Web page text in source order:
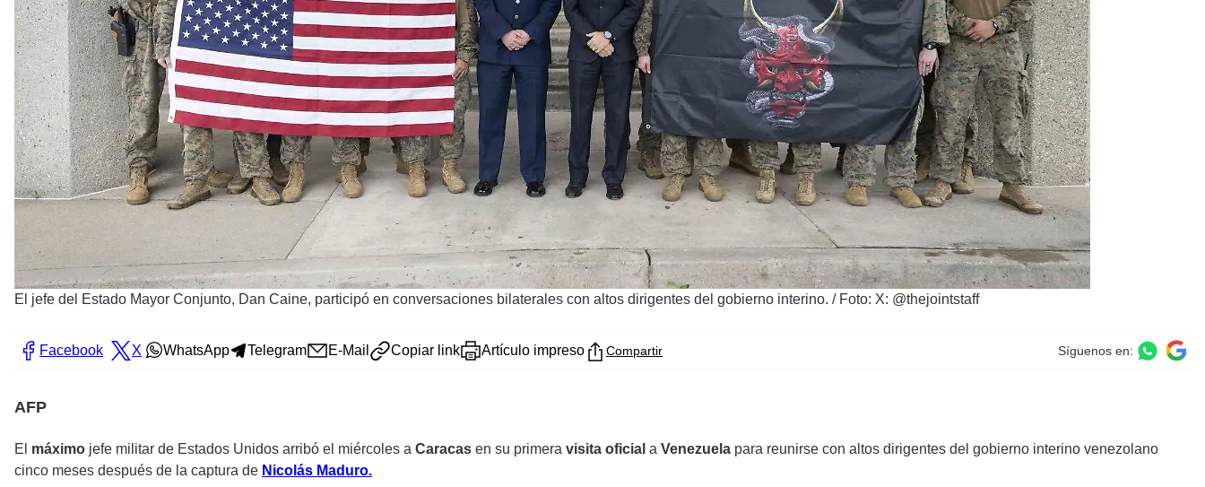
El jefe del Estado Mayor Conjunto, Dan Caine, participó en conversaciones bilaterales con altos dirigentes del gobierno interino. / Foto: X: @thejointstaff
Facebook X WhatsApp Telegram E-Mail Copiar link Artículo impreso Compartir Síguenos en:
AFP
El máximo jefe militar de Estados Unidos arribó el miércoles a Caracas en su primera visita oficial a Venezuela para reunirse con altos dirigentes del gobierno interino venezolano
cinco meses después de la captura de Nicolás Maduro.